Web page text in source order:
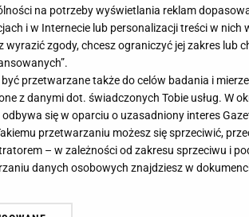
na potrzeby wyświetlania reklam
i w Internecie lub personalizacji treści w nich
wyrazić zgody, chcesz ograniczyć jej zakres lub
przetwarzane także do celów badania i
z danymi dot. świadczonych Tobie usług. W
się w oparciu o uzasadniony interes
przetwarzaniu możesz się sprzeciwić,
– w zależności od zakresu sprzeciwu i
danych osobowych znajdziesz w